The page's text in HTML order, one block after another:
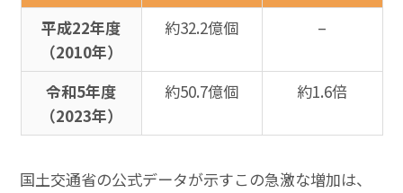
平成22年度
（2010年）
約32.2億個 –
令和5年度
（2023年）
約50.7億個 約1.6倍
国土交通省の公式データが示すこの急激な増加は、